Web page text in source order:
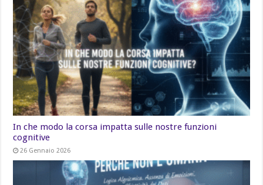
In che modo la corsa impatta sulle nostre funzioni
cognitive
26 Gennaio 2026